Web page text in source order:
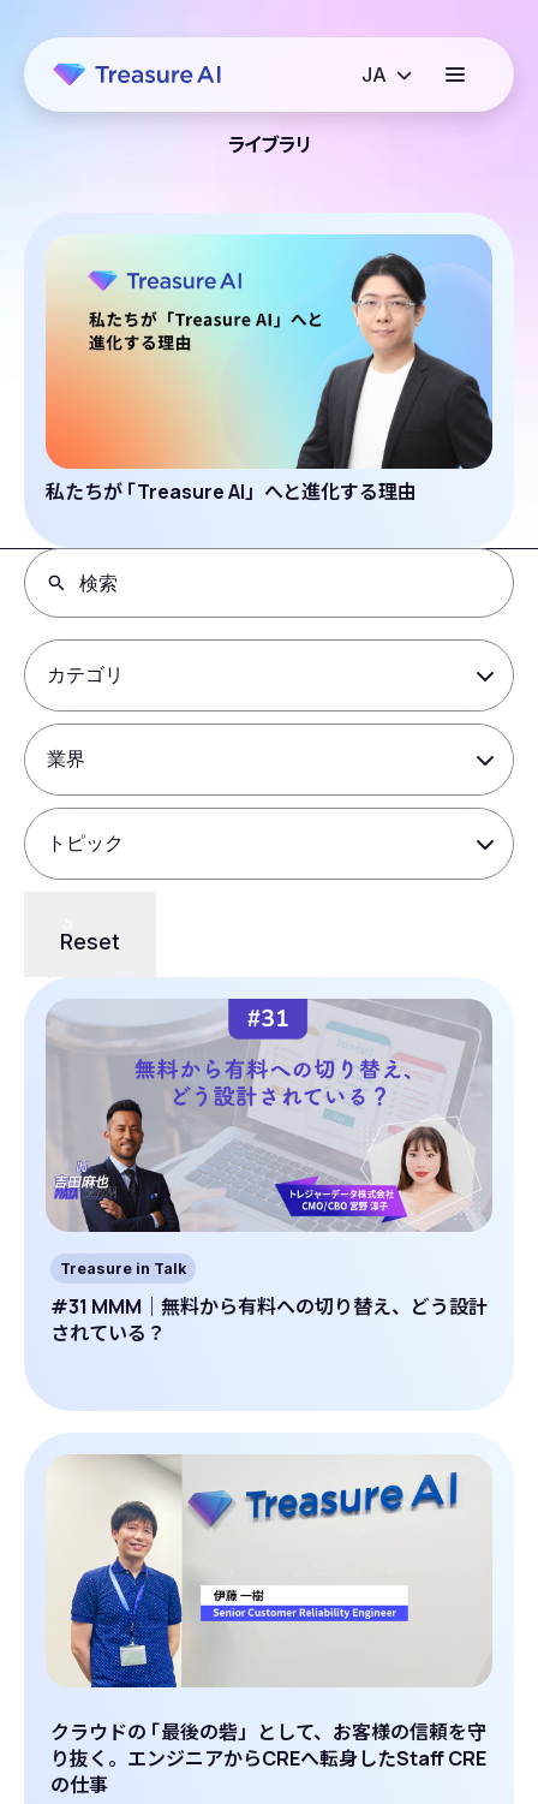
ライブラリ
私たちが 「Treasure AI」へと進化する理由
Reset
Treasure in Talk
#31 MMM｜無料から有料への切り替え、どう設計
されている？
クラウドの 「最後の砦」として、お客様の信頼を守
り抜く。エンジニアからCREへ転身したStaff CRE
の仕事